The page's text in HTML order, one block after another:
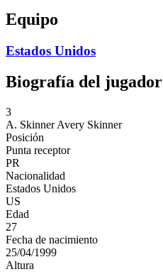
Equipo
Estados Unidos
Biografía del jugador
3
A. Skinner Avery Skinner
Posición
Punta receptor
PR
Nacionalidad
Estados Unidos
US
Edad
27
Fecha de nacimiento
25/04/1999
Altura